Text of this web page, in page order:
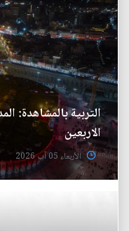
التربية بالمشاهدة:
الاربعين
الأربعاء 05 آب 2026